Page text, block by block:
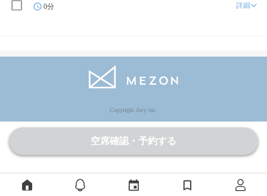
0分 詳細
空席確認・予約する
Copyright Jocy inc.